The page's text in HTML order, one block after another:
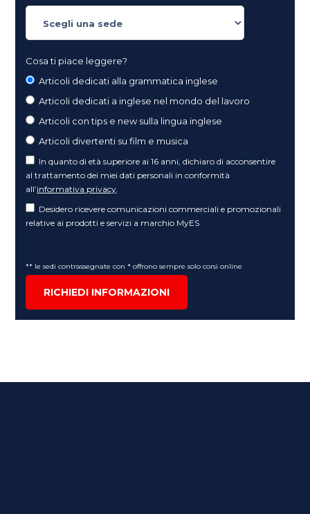
Cosa ti piace leggere?
Articoli dedicati alla grammatica inglese
Articoli dedicati a inglese nel mondo del lavoro
Articoli con tips e new sulla lingua inglese
Articoli divertenti su film e musica
In quanto di età superiore ai 16 anni, dichiaro di acconsentire
al trattamento dei miei dati personali in conformità
all’informativa privacy
Desidero ricevere comunicazioni commerciali e promozionali
relative ai prodotti e servizi a marchio MyES
** le sedi contrassegnate con * offrono sempre solo corsi online
RICHIEDI INFORMAZIONI